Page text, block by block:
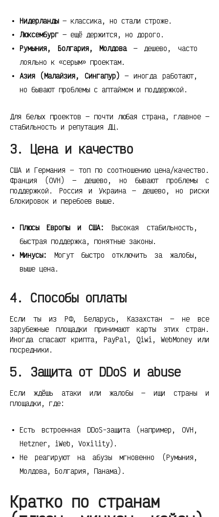
Нидерланды— классика, но стали строже.
Люксембург — ещё держится, но дорого.
Румыния, Болгария, Молдова— дешево, часто
лояльно к «серым» проектам.
Азия (Малайзия, Сингапур) — иногда работают,
но бывают проблемы с аптаймом и поддержкой.
Для белых проектов — почти любая страна, главное —
стабильность и репутация ДЦ.
3. Цена и качество
США и Германия — топ по соотношению цена/качество.
Франция (OVH) — дешево, но бывают проблемы с
поддержкой. Россия и Украина — дешево, но риски
блокировок и перебоев выше.
Плюсы Европы и США:
Высокая стабильность,
быстрая поддержка, понятные законы.
Минусы:
Могут быстро отключить за жалобы,
выше цена.
4. Способы оплаты
Если ты из РФ, Беларусь, Казахстан — не все
зарубежные площадки принимают карты этих стран.
Иногда спасают крипта, PayPal, Qiwi, WebMoney или
посредники.
5. Защита от DDoS и abuse
Если ждёшь атаки или жалобы — ищи страны и
площадки, где:
Есть встроенная DDoS-защита (например, OVH,
Hetzner, iWeb, Voxility).
Не реагируют на абузы мгновенно (Румыния,
Молдова, Болгария, Панама).
Кратко по странам